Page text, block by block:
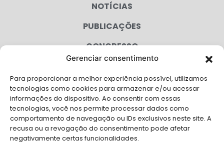
Gerenciar consentimento
Para proporcionar a melhor experiência possível, utilizamos
tecnologias como cookies para armazenar e/ou acessar
informações do dispositivo. Ao consentir com essas
tecnologias, você nos permite processar dados como
comportamento de navegação ou IDs exclusivos neste site. A
recusa ou a revogação do consentimento pode afetar
negativamente certas funcionalidades.
NOTÍCIAS
PUBLICAÇÕES
CONGRESSO
CAMPANHAS
SERVIÇOS
FILIADAS